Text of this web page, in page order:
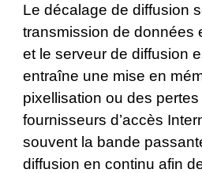
Le décalage de diffusion
transmission de données
et le serveur de diffusion
entraîne une mise en
pixellisation ou des
fournisseurs d’accès
souvent la bande
diffusion en continu afin